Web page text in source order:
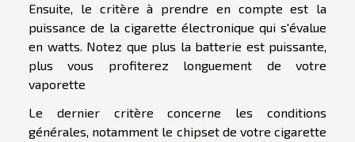
Ensuite, le critère à prendre en compte est la
puissance de la cigarette électronique qui s'évalue
en watts. Notez que plus la batterie est puissante,
plus vous profiterez longuement de votre
vaporette
Le dernier critère concerne les conditions
générales, notamment le chipset de votre cigarette